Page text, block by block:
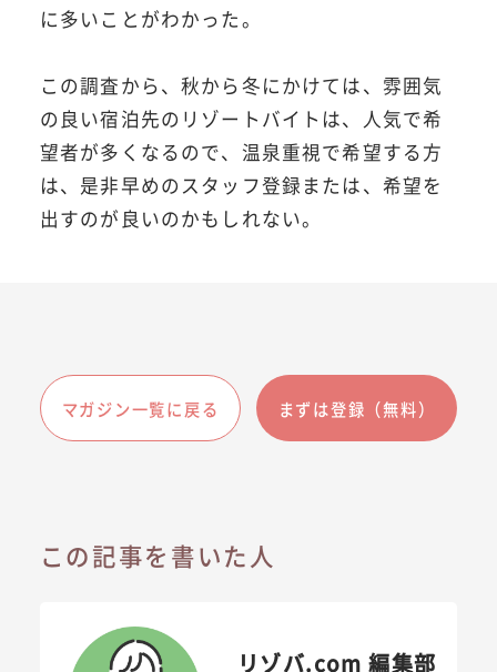
に多いことがわかった。
この調査から、秋から冬にかけては、雰囲気
の良い宿泊先のリゾートバイトは、人気で希
望者が多くなるので、温泉重視で希望する方
は、是非早めのスタッフ登録または、希望を
出すのが良いのかもしれない。
マガジン一覧に戻る まずは登録（無料）
この記事を書いた人
リゾバ.com 編集部